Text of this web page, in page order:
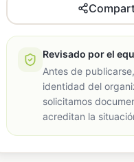
Revisado por el
Antes de
identidad del
solicitamos
acreditan la